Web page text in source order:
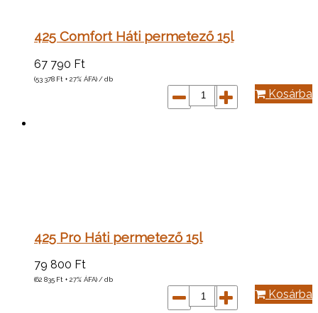
425 Comfort Háti permetező 15l
67 790 Ft
(53 378 Ft + 27% ÁFA) / db
Kosárba
425 Pro Háti permetező 15l
79 800 Ft
(62 835 Ft + 27% ÁFA) / db
Kosárba